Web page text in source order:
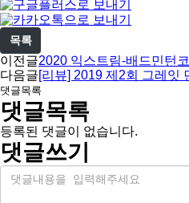
목록
이전글2020 익스트림-배드민턴
다음글[리뷰] 2019 제2회 그레잇
댓글목록
댓글목록
등록된 댓글이 없습니다.
댓글쓰기
내